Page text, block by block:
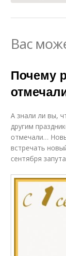
Вас
Почему
А знали ли вы,
другим
отмечали…
встречать
сентября